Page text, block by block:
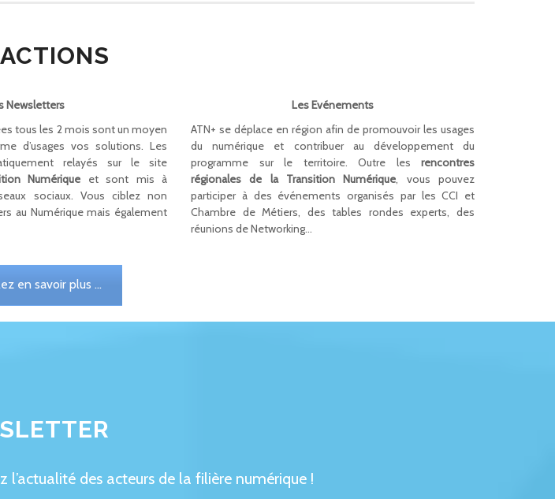
Newsletters
tous les 2 mois sont un moyen
d’usages vos solutions. Les
relayés sur le site
Numérique et sont mis à
sociaux. Vous ciblez non
au Numérique mais également
Les Evénements
ATN+ se déplace en région afin de promouvoir les usages
du numérique et contribuer au développement du
programme sur le territoire. Outre les rencontres
régionales de la Transition Numérique, vous pouvez
participer à des événements organisés par les CCI et
Chambre de Métiers, des tables rondes experts, des
réunions de Networking…
en savoir plus ...
des acteurs de la filière numérique !